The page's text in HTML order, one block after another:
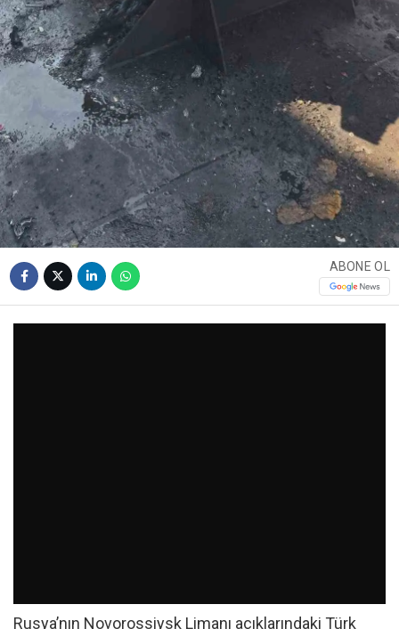
ABONE OL
Rusya’nın Novorossiysk Limanı açıklarındaki Türk